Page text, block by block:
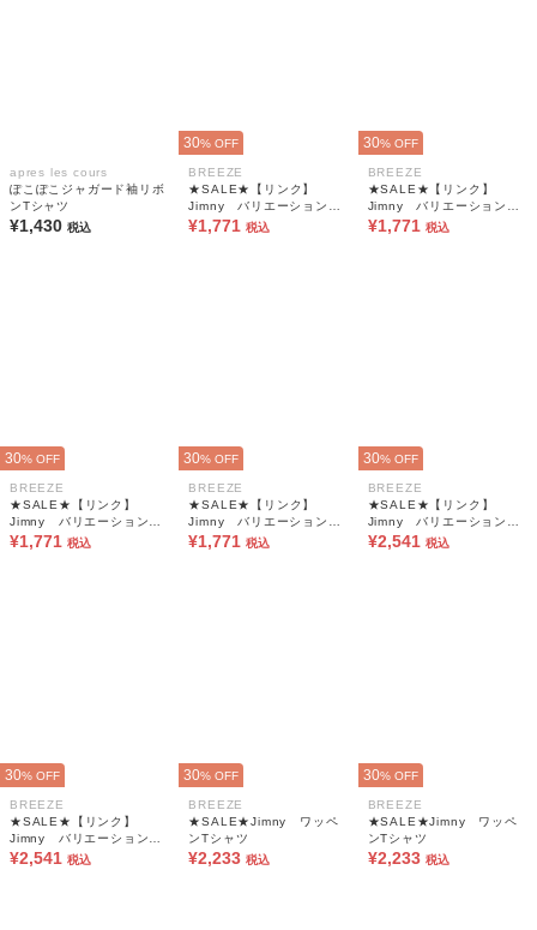
apres les cours
ぽこぽこジャガード袖リボ
ンTシャツ
¥1,430 税込
30% OFF
BREEZE
★SALE★【リンク】
Jimny バリエーションT
シャツ(キッズサイズ)
¥1,771 税込
30% OFF
BREEZE
★SALE★【リンク】
Jimny バリエーションT
シャツ(キッズサイズ)
¥1,771 税込
30% OFF
BREEZE
★SALE★【リンク】
Jimny バリエーションT
シャツ(キッズサイズ)
¥1,771 税込
30% OFF
BREEZE
★SALE★【リンク】
Jimny バリエーションT
シャツ(キッズサイズ)
¥1,771 税込
30% OFF
BREEZE
★SALE★【リンク】
Jimny バリエーションT
シャツ(大人サイズ)
¥2,541 税込
30% OFF
BREEZE
★SALE★【リンク】
Jimny バリエーションT
シャツ(大人サイズ)
¥2,541 税込
30% OFF
BREEZE
★SALE★Jimny ワッペ
ンTシャツ
¥2,233 税込
30% OFF
BREEZE
★SALE★Jimny ワッペ
ンTシャツ
¥2,233 税込